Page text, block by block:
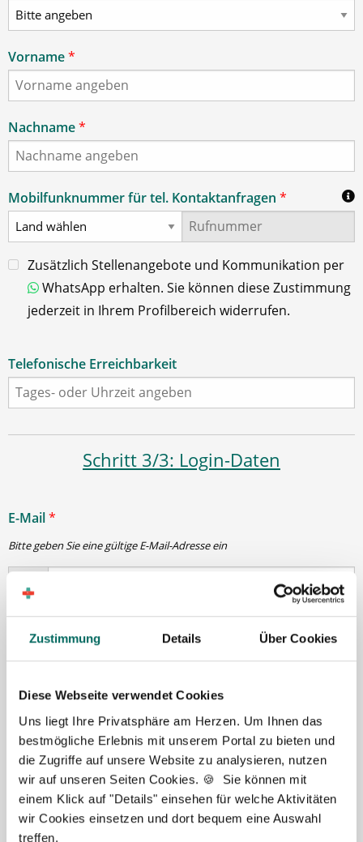
Zustimmung Details Über Cookies
Diese Webseite verwendet Cookies
Uns liegt Ihre Privatsphäre am Herzen. Um Ihnen das
bestmögliche Erlebnis mit unserem Portal zu bieten und
die Zugriffe auf unsere Website zu analysieren, nutzen
wir auf unseren Seiten Cookies. 🍪 Sie können mit
einem Klick auf "Details" einsehen für welche Aktivitäten
wir Cookies einsetzen und dort bequem eine Auswahl
treffen.
Vorname*
Nachname*
Mobilfunknummer für tel. Kontaktanfragen *
Zusätzlich Stellenangebote und Kommunikation per
WhatsApp erhalten. Sie können diese Zustimmung
jederzeit in Ihrem Profilbereich widerrufen.
Telefonische Erreichbarkeit
Schritt 3/3: Login-Daten
E-Mail*
Bitte geben Sie eine gültige E-Mail-Adresse ein
Ihre Angaben und Dokumente sind zu jeder Zeit
sicher. Niemand bis auf Sie und Ihre persönlichen
Betreuer haben Zugriff auf Ihre Daten.
Erst nach Ihrer Freigabezu einem konkreten
Stellenangebot leiten wir Ihre Daten an die von Ihnen
gewünschten Apotheken weiter.